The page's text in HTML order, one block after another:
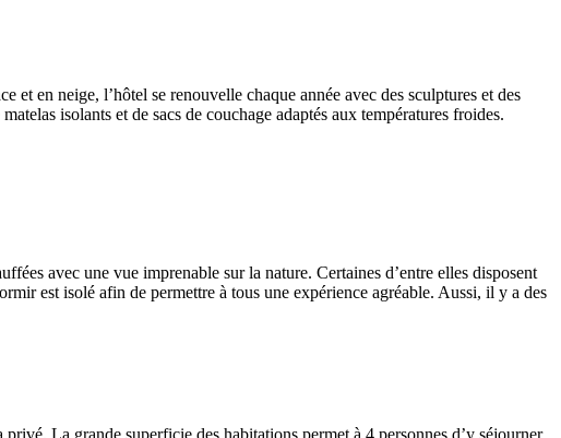
en neige, l’hôtel se renouvelle chaque année avec des sculptures et des
isolants et de sacs de couchage adaptés aux températures froides.
avec une vue imprenable sur la nature. Certaines d’entre elles disposent
est isolé afin de permettre à tous une expérience agréable. Aussi, il y a des
La grande superficie des habitations permet à 4 personnes d’y séjourner